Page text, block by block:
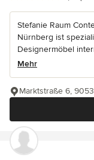
Stefanie Raum
Nürnberg ist
Designermöbel
Mehr
Marktstraße 6,